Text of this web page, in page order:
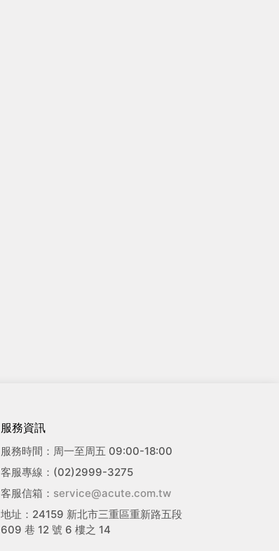
服務資訊
服務時間：周一至周五 09:00-18:00
客服專線：(02)2999-3275
客服信箱： service@acute.com.tw
地址：24159 新北市三重區重新路五段
609 巷 12 號 6 樓之 14